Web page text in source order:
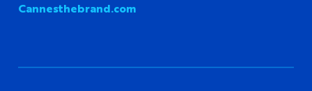
Cannesthebrand.com